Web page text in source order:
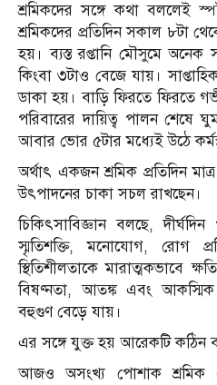
শ্রমিকদের সঙ্গে কথা বললেই
শ্রমিকদের প্রতিদিন সকাল ৮টা
হয়। ব্যস্ত রপ্তানি মৌসুমে
কিংবা ৩টাও বেজে যায়।
ডাকা হয়। বাড়ি ফিরতে ফিরতে
পরিবারের দায়িত্ব পালন শেষে
আবার ভোর ৫টার মধ্যেই উঠে
অর্থাৎ একজন শ্রমিক প্রতিদিন
উৎপাদনের চাকা সচল রাখছেন।
চিকিৎসাবিজ্ঞান বলছে,
স্মৃতিশক্তি, মনোযোগ, রোগ
স্থিতিশীলতাকে মারাত্মকভাবে
বিষণ্নতা, আতঙ্ক এবং আকস্মিক
বহুগুণ বেড়ে যায়।
এর সঙ্গে যুক্ত হয় আরেকটি কঠিন
আজও অসংখ্য পোশাক শ্রমিক